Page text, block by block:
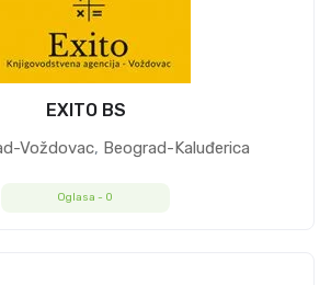
EXITO BS
Voždovac, Beograd-Kaluđerica
Oglasa - 0